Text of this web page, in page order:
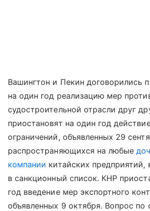
Вашингтон и Пекин договорились
на один год реализацию мер
судостроительной отрасли друг
приостановят на один год
ограничений, объявленных 29
распространяющихся на любые
компании китайских предприятий,
в санкционный список. КНР
год введение мер экспортного
объявленных 9 октября. Вопрос по